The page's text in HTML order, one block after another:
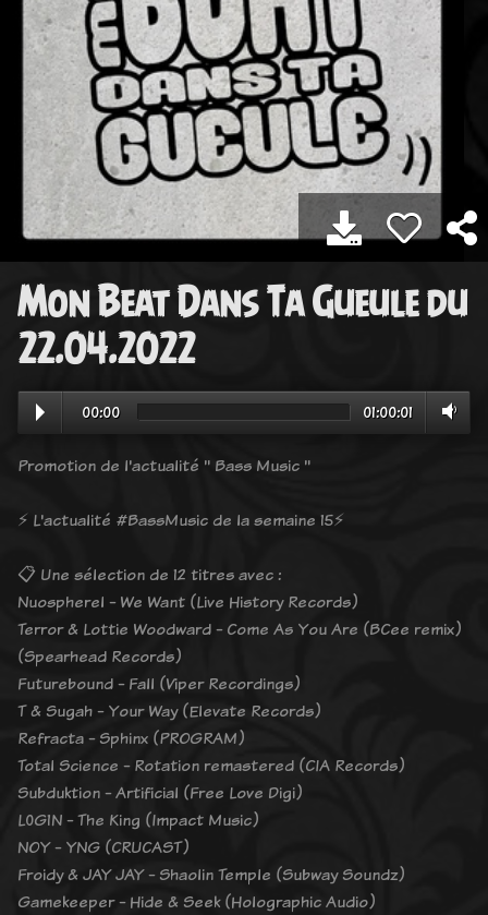
Mon Beat Dans Ta Gueule du
22.04.2022
00:00 01:00:01
Promotion de l'actualité " Bass Music "
⚡️ L'actualité #BassMusic de la semaine 15⚡️
📋 Une sélection de 12 titres avec :
Nuospherel - We Want (Live History Records)
Terror & Lottie Woodward - Come As You Are (BCee remix)
(Spearhead Records)
Futurebound - Fall (Viper Recordings)
T & Sugah - Your Way (Elevate Records)
Refracta - Sphinx (PROGRAM)
Total Science - Rotation remastered (CIA Records)
Subduktion - Artificial (Free Love Digi)
L0G1N - The King (Impact Music)
NOY - YNG (CRUCAST)
Froidy & JAY JAY - Shaolin Temple (Subway Soundz)
Gamekeeper - Hide & Seek (Holographic Audio)